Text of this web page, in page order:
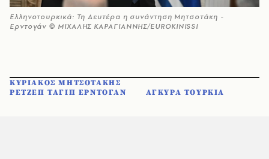
Ελληνοτουρκικά: Τη Δευτέρα η συνάντηση Μητσοτάκη -
Ερντογάν © ΜΙΧΑΛΗΣ ΚΑΡΑΓΙΑΝΝΗΣ/EUROKINISSI
ΚΥΡΙΑΚΟΣ ΜΗΤΣΟΤΑΚΗΣ
ΡΕΤΖΕΠ ΤΑΓΙΠ ΕΡΝΤΟΓΑΝ
ΑΓΚΥΡΑ ΤΟΥΡΚΙΑ